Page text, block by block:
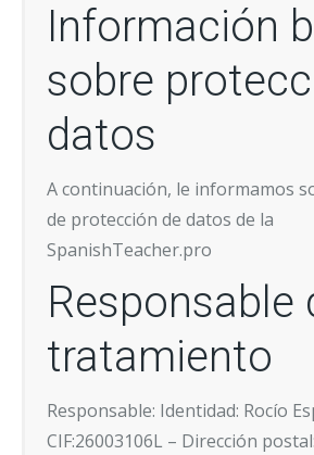
Información
sobre
datos
A continuación, le informamos
de protección de datos de la
SpanishTeacher.pro
Responsable
tratamiento
Responsable: Identidad: Rocío
CIF:26003106L – Dirección